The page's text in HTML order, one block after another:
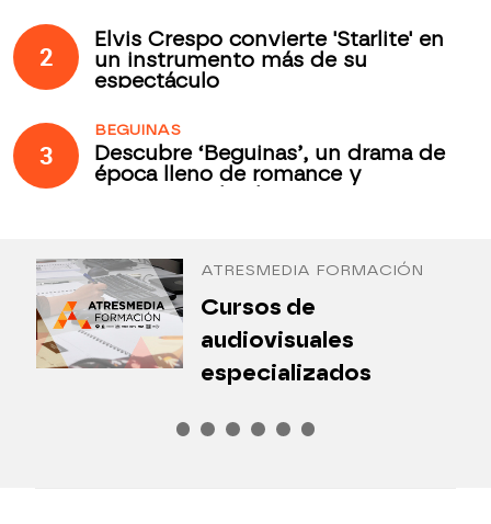
2
Elvis Crespo convierte 'Starlite' en
un instrumento más de su
espectáculo
3
BEGUINAS
Descubre ‘Beguinas’, un drama de
época lleno de romance y
ATRESMEDIA FORMACIÓN
Cursos de
audiovisuales
especializados